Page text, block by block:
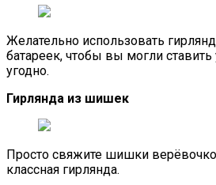
Желательно использовать
батареек, чтобы вы могли
угодно.
Гирлянда из шишек
Просто свяжите шишки
классная гирлянда.